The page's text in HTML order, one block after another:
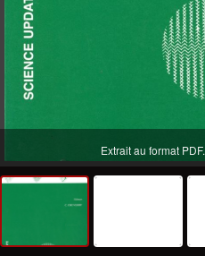
Extrait au format PDF.